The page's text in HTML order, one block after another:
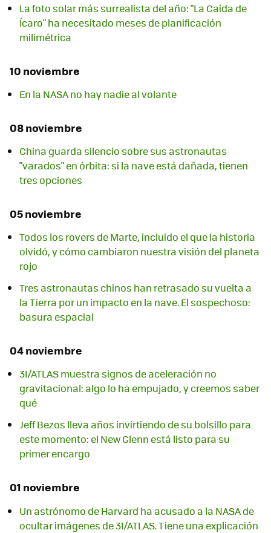
La foto solar más surrealista del año: "La Caída de
Ícaro" ha necesitado meses de planificación
milimétrica
10 noviembre
En la NASA no hay nadie al volante
08 noviembre
China guarda silencio sobre sus astronautas
"varados" en órbita: si la nave está dañada, tienen
tres opciones
05 noviembre
Todos los rovers de Marte, incluido el que la historia
olvidó, y cómo cambiaron nuestra visión del planeta
rojo
Tres astronautas chinos han retrasado su vuelta a
la Tierra por un impacto en la nave. El sospechoso:
basura espacial
04 noviembre
3I/ATLAS muestra signos de aceleración no
gravitacional: algo lo ha empujado, y creemos saber
qué
Jeff Bezos lleva años invirtiendo de su bolsillo para
este momento: el New Glenn está listo para su
primer encargo
01 noviembre
Un astrónomo de Harvard ha acusado a la NASA de
ocultar imágenes de 3I/ATLAS. Tiene una explicación